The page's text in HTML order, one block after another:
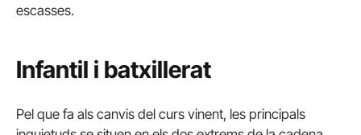
escasses.
Infantil i batxillerat
Pel que fa als canvis del curs vinent, les principals